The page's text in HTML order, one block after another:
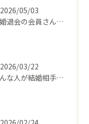
2026/05/03
成婚退会の会員さんとお会いして来ました✨
2026/03/22
どんな人が結婚相手だといいのか